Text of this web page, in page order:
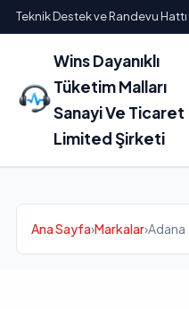
Teknik Destek ve Randevu Hattı
Wins Dayanıklı
Tüketim Malları
Sanayi Ve Ticaret
Limited Şirketi
Ana Sayfa›Markalar›Adana